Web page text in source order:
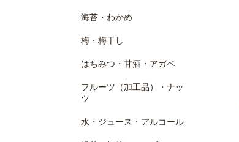
海苔・わかめ
梅・梅干し
はちみつ・甘酒・アガベ
フルーツ（加工品）・ナッ
ツ
水・ジュース・アルコール